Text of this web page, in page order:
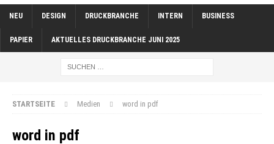
NEU DESIGN DRUCKBRANCHE INTERN BUSINESS
PAPIER AKTUELLES DRUCKBRANCHE JUNI 2025
STARTSEITE Medien word in pdf
word in pdf